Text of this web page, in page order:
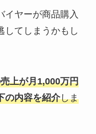
イヤーが商品購入
してしまうかもし
上が月1,000万円
の内容を紹介しま